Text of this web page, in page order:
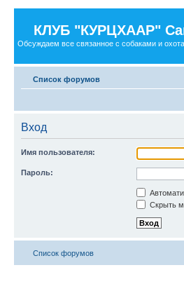
КЛУБ "КУРЦХААР"
Обсуждаем все связанное с собаками и
Список форумов
Вход
Имя пользователя:
Пароль:
Скрыть
Список форумов